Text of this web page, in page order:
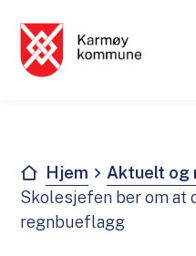
Du er her:
Hjem
Aktuelt og
Skolesjefen ber om at
regnbueflagg